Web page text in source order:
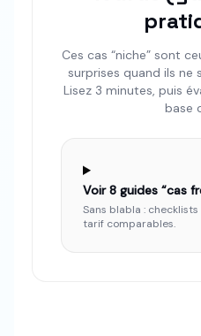
Ces cas “niche” sont
surprises quand ils ne
Lisez 3 minutes, puis
base
Voir8 guides “cas
Sans blabla :
tarif comparables.